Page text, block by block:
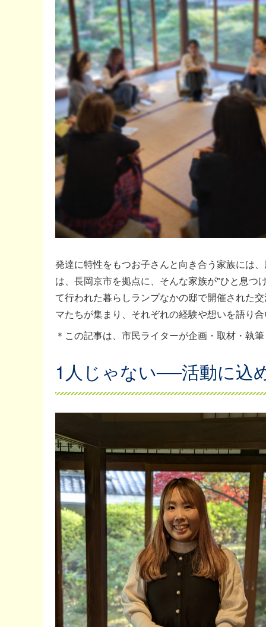
発達に特性をもつお子さんと向き合う家族には
は、長岡京市を拠点に、そんな家族が"ひと息つ
て行われた暮らしランプなかの邸で開催された
マたちが集まり、それぞれの経験や想いを語り
＊この記事は、市民ライターが企画・取材・執
1人じゃない──活動に込